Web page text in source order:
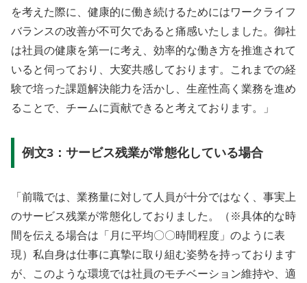
を考えた際に、健康的に働き続けるためにはワークライフ
バランスの改善が不可欠であると痛感いたしました。御社
は社員の健康を第一に考え、効率的な働き方を推進されて
いると伺っており、大変共感しております。これまでの経
験で培った課題解決能力を活かし、生産性高く業務を進め
ることで、チームに貢献できると考えております。」
例文3：サービス残業が常態化している場合
「前職では、業務量に対して人員が十分ではなく、事実上
のサービス残業が常態化しておりました。（※具体的な時
間を伝える場合は「月に平均〇〇時間程度」のように表
現）私自身は仕事に真摯に取り組む姿勢を持っております
が、このような環境では社員のモチベーション維持や、適